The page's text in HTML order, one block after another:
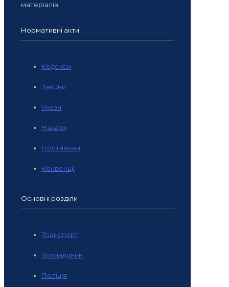
матеріалів.
Нормативні акти
Кодекси
Закони
Укази
Накази
Постанови
Конвенції
Основні розділи
Транспорт
Громадянин
Поліція